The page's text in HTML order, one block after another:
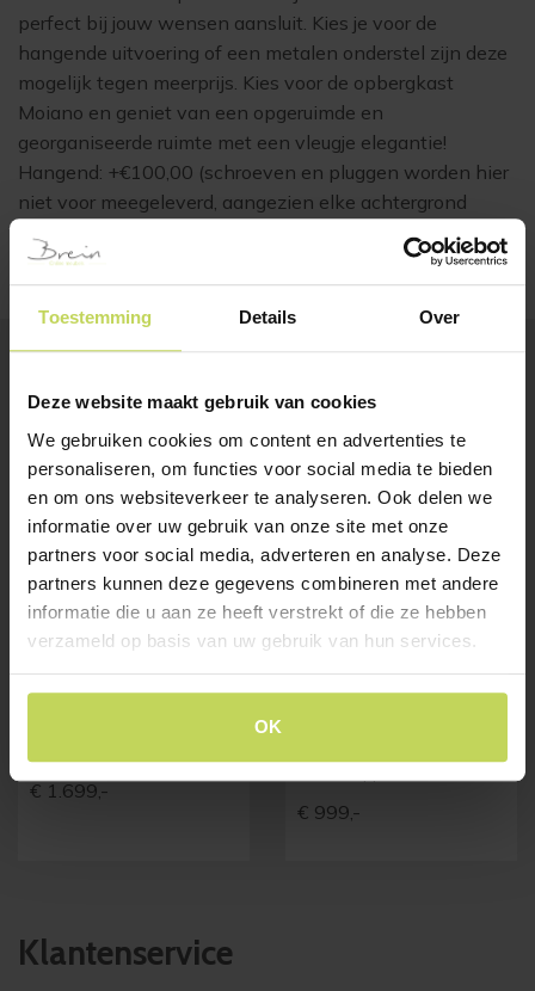
Toestemming Details Over
Deze website maakt gebruik van cookies
We gebruiken cookies om content en advertenties te
personaliseren, om functies voor social media te bieden
en om ons websiteverkeer te analyseren. Ook delen we
informatie over uw gebruik van onze site met onze
partners voor social media, adverteren en analyse. Deze
partners kunnen deze gegevens combineren met andere
informatie die u aan ze heeft verstrekt of die ze hebben
verzameld op basis van uw gebruik van hun services.
OK
perfect bij jouw wensen aansluit. Kies je voor de
hangende uitvoering of een metalen onderstel zijn deze
mogelijk tegen meerprijs. Kies voor de opbergkast
Moiano en geniet van een opgeruimde en
georganiseerde ruimte met een vleugje elegantie!
Hangend: +€100,00 (schroeven en pluggen worden hier
niet voor meegeleverd, aangezien elke achtergrond
anders is) Metalen onderstel: +€200,00
BESTSELLERS
Klanten bekeken ook
€ 1.699,-
€ 999,-
Klantenservice